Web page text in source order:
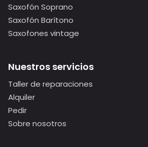
Saxofón Soprano
Saxofón Barítono
Saxofones vintage
Nuestros servicios
Taller de reparaciones
Alquiler
Pedir
Sobre nosotros